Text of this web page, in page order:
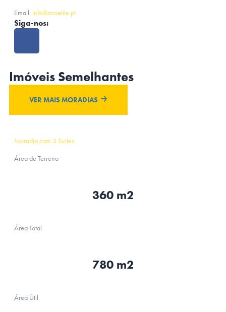
Email: info@imoelite.pt
Siga-nos:
Imóveis Semelhantes
VER MAIS MORADIAS
Moradia com 3 Suites
Área de Terreno
360 m2
Área Total
780 m2
Área Útil